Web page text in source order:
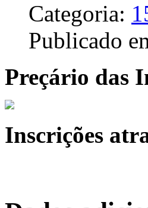
Categoria:
Publicado
Preçário das
Inscrições